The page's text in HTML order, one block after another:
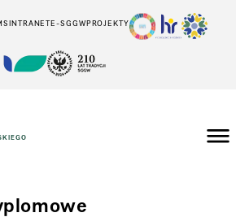
INTRANETE-SGGWPROJEKTY